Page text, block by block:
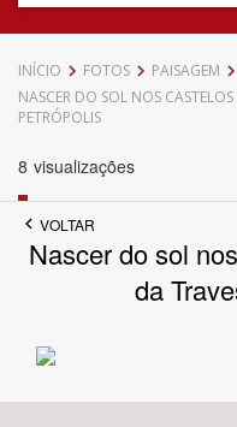
Data do Documento
INÍCIO FOTOS
PAISAGEM
NASCER DO SOL NOS
PETRÓPOLIS
8 visualizações
VOLTAR
Nascer do sol
da